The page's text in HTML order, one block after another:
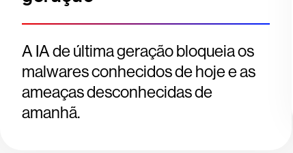
A IA de última geração bloqueia os
malwares conhecidos de hoje e as
ameaças desconhecidas de
amanhã.